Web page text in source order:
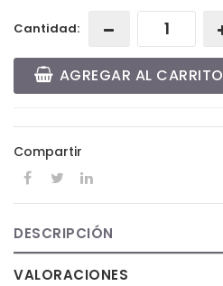
Cantidad:
AGREGAR AL CARRITO
Compartir
DESCRIPCIÓN
VALORACIONES